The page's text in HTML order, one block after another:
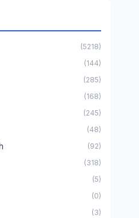
(5218)
(144)
(285)
(168)
(245)
(48)
(92)
(318)
(5)
(0)
(3)